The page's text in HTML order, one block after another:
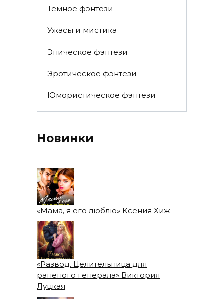
Темное фэнтези
Ужасы и мистика
Эпическое фэнтези
Эротическое фэнтези
Юмористическое фэнтези
Новинки
«Мама, я его люблю» Ксения Хиж
«Развод. Целительница для
раненого генерала» Виктория
Луцкая